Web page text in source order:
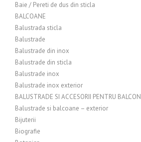
Baie / Pereti de dus din sticla
BALCOANE
Balustrada sticla
Balustrade
Balustrade din inox
Balustrade din sticla
Balustrade inox
Balustrade inox exterior
BALUSTRADE SI ACCESORII PENTRU BALCON
Balustrade si balcoane – exterior
Bijuterii
Biografie